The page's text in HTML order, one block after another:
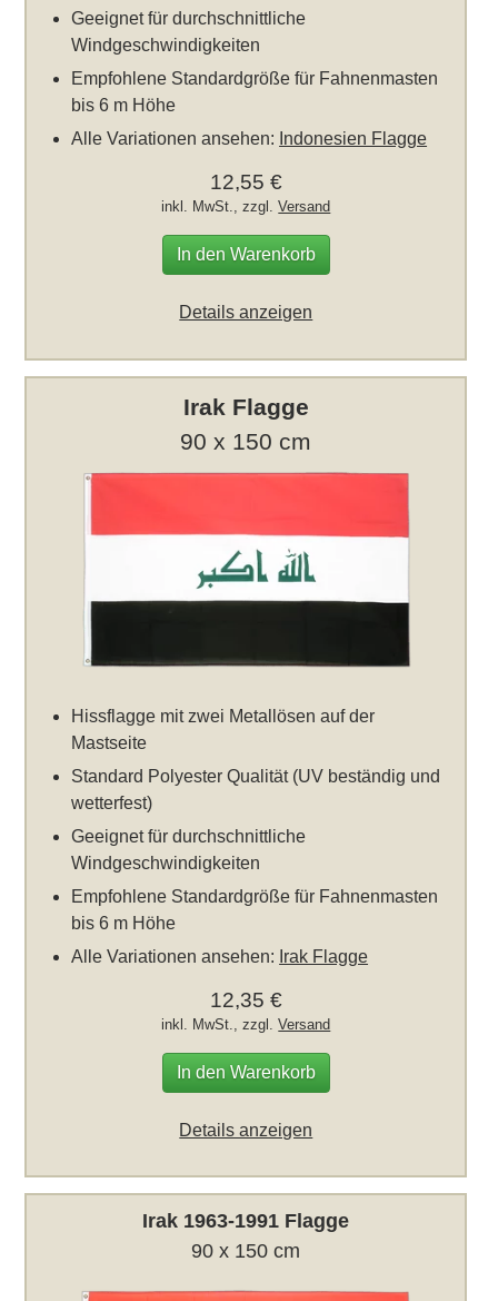
Geeignet für durchschnittliche
Windgeschwindigkeiten
Empfohlene Standardgröße für Fahnenmasten
bis 6 m Höhe
Alle Variationen ansehen: Indonesien Flagge
12,55 €
inkl. MwSt., zzgl.Versand
In den Warenkorb
Details anzeigen
Irak Flagge
90 x 150 cm
Hissflagge mit zwei Metallösen auf der
Mastseite
Standard Polyester Qualität (UV beständig und
wetterfest)
Geeignet für durchschnittliche
Windgeschwindigkeiten
Empfohlene Standardgröße für Fahnenmasten
bis 6 m Höhe
Alle Variationen ansehen: Irak Flagge
12,35 €
inkl. MwSt., zzgl.Versand
In den Warenkorb
Details anzeigen
Irak 1963-1991 Flagge
90 x 150 cm